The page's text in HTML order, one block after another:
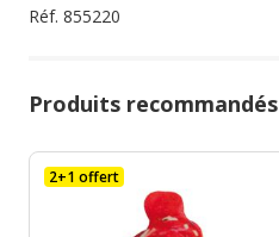
Réf. 855220
Produits recommandés
2+1 offert